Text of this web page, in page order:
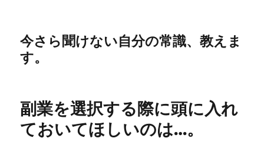
今さら聞けない自分の常識、教えま
す。
副業を選択する際に頭に入れ
ておいてほしいのは…。